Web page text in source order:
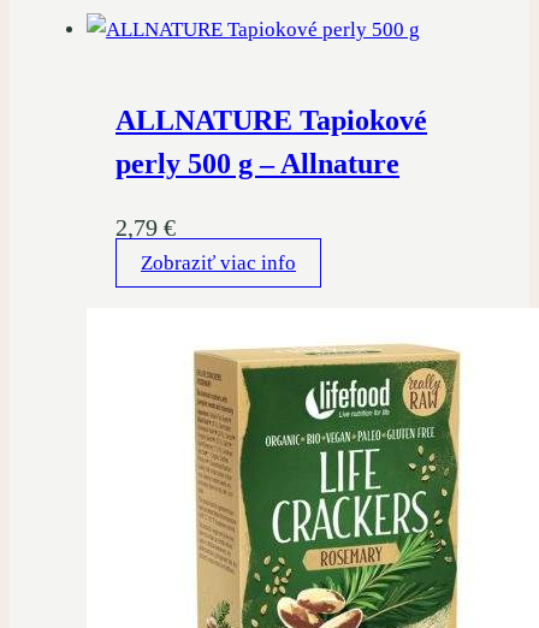
27,95 €.16,75 €.
ALLNATURE Tapiokové
perly 500 g – Allnature
2,79 €
Zobraziť viac info